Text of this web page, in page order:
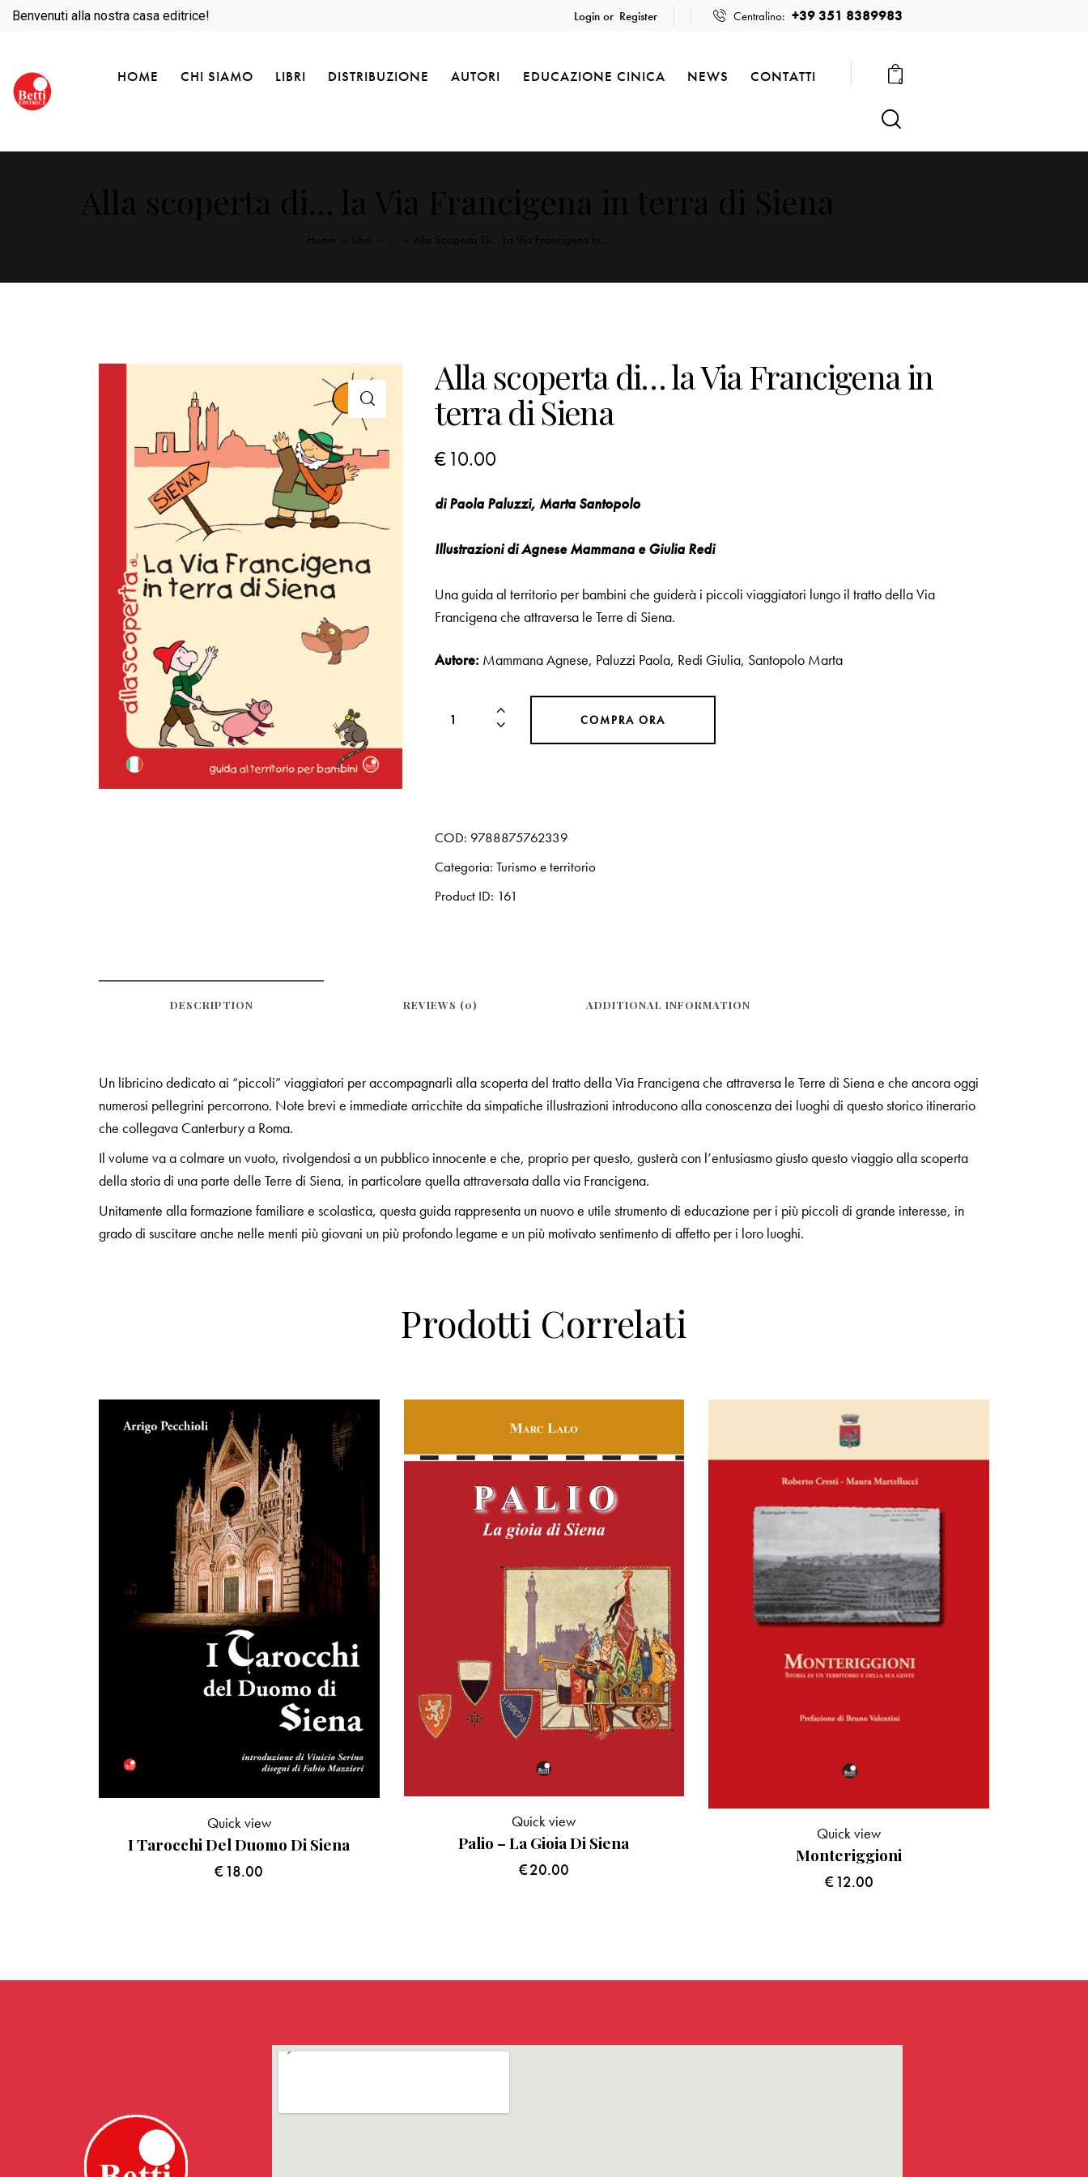
Benvenuti alla nostra casa editrice! Login or Register Centralino: +39 351 8389983
HOME CHI SIAMO LIBRI DISTRIBUZIONE AUTORI EDUCAZIONE CINICA NEWS CONTATTI 0
Alla scoperta di… la Via Francigena in
terra di Siena
€10.00
di Paola Paluzzi, Marta Santopolo
Illustrazioni di Agnese Mammana e Giulia Redi
Una guida al territorio per bambini che guiderà i piccoli viaggiatori lungo il tratto della Via
Francigena che attraversa le Terre di Siena.
Autore: Mammana Agnese, Paluzzi Paola, Redi Giulia, Santopolo Marta
COMPRA ORA
COD: 9788875762339
Categoria:Turismo e territorio
Product ID: 161
DESCRIPTION REVIEWS (0) ADDITIONAL INFORMATION
Un libricino dedicato ai “piccoli” viaggiatori per accompagnarli alla scoperta del tratto della Via Francigena che attraversa le Terre di Siena e che ancora oggi
numerosi pellegrini percorrono. Note brevi e immediate arricchite da simpatiche illustrazioni introducono alla conoscenza dei luoghi di questo storico itinerario
che collegava Canterbury a Roma.
Il volume va a colmare un vuoto, rivolgendosi a un pubblico innocente e che, proprio per questo, gusterà con l’entusiasmo giusto questo viaggio alla scoperta
della storia di una parte delle Terre di Siena, in particolare quella attraversata dalla via Francigena.
Unitamente alla formazione familiare e scolastica, questa guida rappresenta un nuovo e utile strumento di educazione per i più piccoli di grande interesse, in
grado di suscitare anche nelle menti più giovani un più profondo legame e un più motivato sentimento di affetto per i loro luoghi.
Prodotti Correlati
I Tarocchi Del Duomo Di Siena
€18.00
Quick view
Palio – La Gioia Di Siena
€20.00
Quick view
Monteriggioni
€12.00
Quick view